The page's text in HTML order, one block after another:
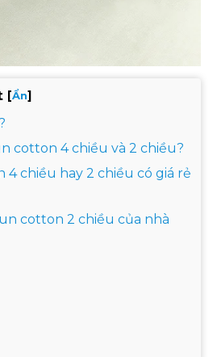
[Ẩn]
cotton 4 chiều và 2 chiều?
chiều hay 2 chiều có giá rẻ
cotton 2 chiều của nhà